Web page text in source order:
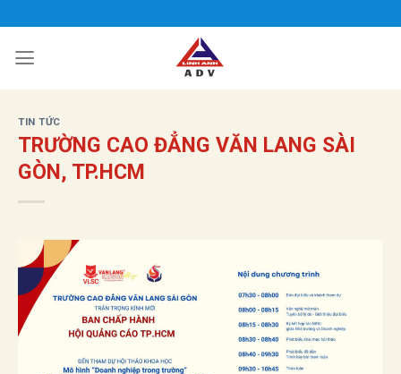
qua
nội
TIN TỨC
TRƯỜNG CAO ĐẲNG VĂN LANG SÀI
GÒN, TP.HCM